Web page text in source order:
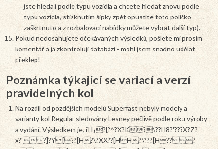
jste hledali podle typu vozidla a chcete hledat znovu podle
typu vozidla, stisknutím šipky zpět opustíte toto políčko
zaškrtnuto a z rozbalovací nabídky můžete vybrat další typ).
Pokud nedosahujete očekávaných výsledků, pošlete mi prosím
komentář a já zkontroluji databázi - mohl jsem snadno udělat
překlep!
Poznámka týkající se variací a verzí
pravidelných kol
Na rozdíl od pozdějších modelů Superfast nebyly modely a
varianty kol Regular sledovány Lesney pečlivě podle roku výroby
a vydání. Výsledkem je, řHܙ?[?^?X?K?\??H8?'???X?Z?
x?'?]?Y[??[H?\?XX??[HH?\???[H?? ?